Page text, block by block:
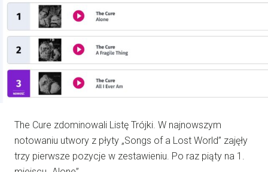
The Cure zdominowali Listę Trójki. W najnowszym
notowaniu utwory z płyty „Songs of a Lost World” zajęły
trzy pierwsze pozycje w zestawieniu. Po raz piąty na 1.